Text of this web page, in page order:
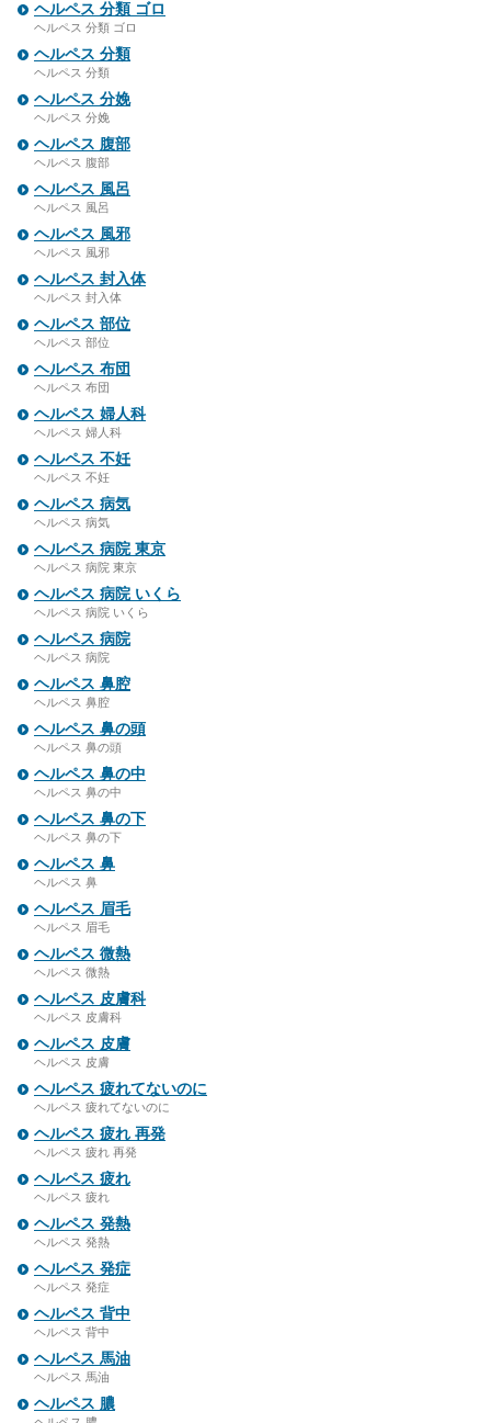
ヘルペス 分類 ゴロ
ヘルペス 分類 ゴロ
ヘルペス 分類
ヘルペス 分類
ヘルペス 分娩
ヘルペス 分娩
ヘルペス 腹部
ヘルペス 腹部
ヘルペス 風呂
ヘルペス 風呂
ヘルペス 風邪
ヘルペス 風邪
ヘルペス 封入体
ヘルペス 封入体
ヘルペス 部位
ヘルペス 部位
ヘルペス 布団
ヘルペス 布団
ヘルペス 婦人科
ヘルペス 婦人科
ヘルペス 不妊
ヘルペス 不妊
ヘルペス 病気
ヘルペス 病気
ヘルペス 病院 東京
ヘルペス 病院 東京
ヘルペス 病院 いくら
ヘルペス 病院 いくら
ヘルペス 病院
ヘルペス 病院
ヘルペス 鼻腔
ヘルペス 鼻腔
ヘルペス 鼻の頭
ヘルペス 鼻の頭
ヘルペス 鼻の中
ヘルペス 鼻の中
ヘルペス 鼻の下
ヘルペス 鼻の下
ヘルペス 鼻
ヘルペス 鼻
ヘルペス 眉毛
ヘルペス 眉毛
ヘルペス 微熱
ヘルペス 微熱
ヘルペス 皮膚科
ヘルペス 皮膚科
ヘルペス 皮膚
ヘルペス 皮膚
ヘルペス 疲れてないのに
ヘルペス 疲れてないのに
ヘルペス 疲れ 再発
ヘルペス 疲れ 再発
ヘルペス 疲れ
ヘルペス 疲れ
ヘルペス 発熱
ヘルペス 発熱
ヘルペス 発症
ヘルペス 発症
ヘルペス 背中
ヘルペス 背中
ヘルペス 馬油
ヘルペス 馬油
ヘルペス 膿